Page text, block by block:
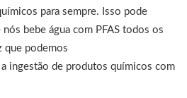
para sempre. Isso pode
bebe água com PFAS todos os
que podemos
ingestão de produtos químicos com